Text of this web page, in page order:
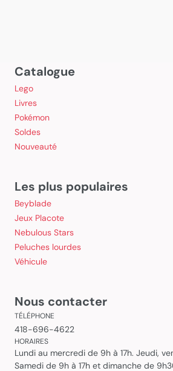
Catalogue
Lego
Livres
Pokémon
Soldes
Nouveauté
Les plus populaires
Beyblade
Jeux Placote
Nebulous Stars
Peluches lourdes
Véhicule
Nous contacter
TÉLÉPHONE
418-696-4622
HORAIRES
Lundi au mercredi de 9h à 17h. Jeudi,
Samedi de 9h à 17h et dimanche de